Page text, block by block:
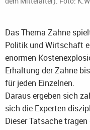
Das Thema Zähne
Politik und Wirtschaft
enormen
Erhaltung der Zähne
für jeden Einzelnen.
Daraus ergeben sich
sich die Experten
Dieser Tatsache